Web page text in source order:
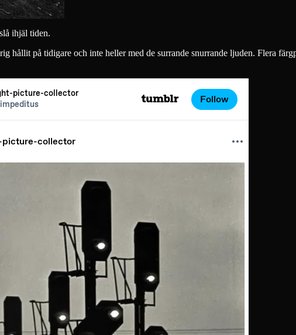
ihjäl tiden.
hållit på tidigare och inte heller med de surrande snurrande ljuden. Flera